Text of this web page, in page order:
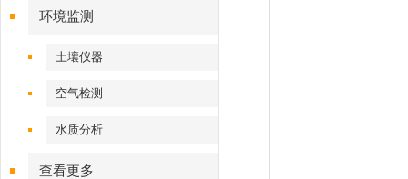
环境监测
土壤仪器
空气检测
水质分析
查看更多